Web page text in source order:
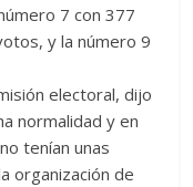
7 con 377
y la número 9
electoral, dijo
normalidad y en
tenían unas
organización de